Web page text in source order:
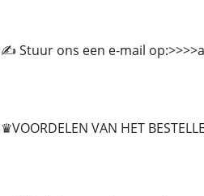
✍️ Stuur ons een e-mail
♛VOORDELEN VAN HET